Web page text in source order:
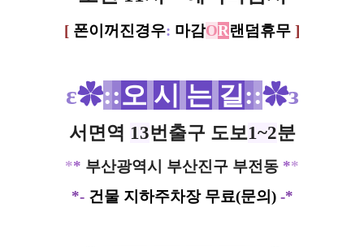
[ 폰이꺼진경우: 마감OR랜덤휴무 ]
ε✿::오 시 는 길::✿з
서면역 13번출구 도보1~2분
** 부산광역시 부산진구 부전동 **
*- 건물 지하주차장 무료(문의) -*